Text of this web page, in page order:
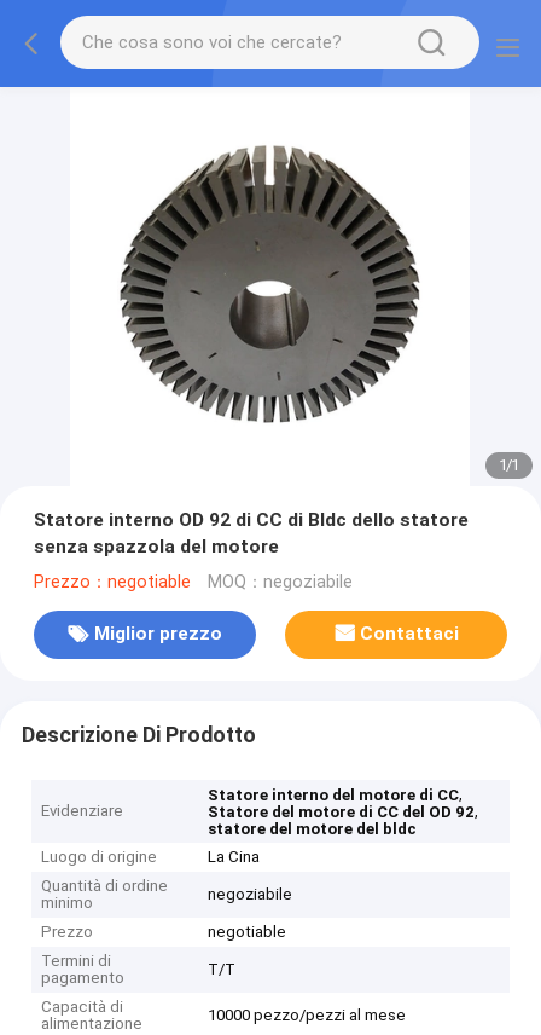
1/1
Statore interno OD 92 di CC di Bldc dello statore
senza spazzola del motore
Prezzo：negotiable MOQ：negoziabile
Miglior prezzo Contattaci
Descrizione Di Prodotto
Evidenziare
Statore interno del motore di CC,
Statore del motore di CC del OD 92,
statore del motore del bldc
Luogo di origine
La Cina
Quantità di ordine
minimo
negoziabile
Prezzo
negotiable
Termini di
pagamento
T/T
Capacità di
alimentazione
10000 pezzo/pezzi al mese